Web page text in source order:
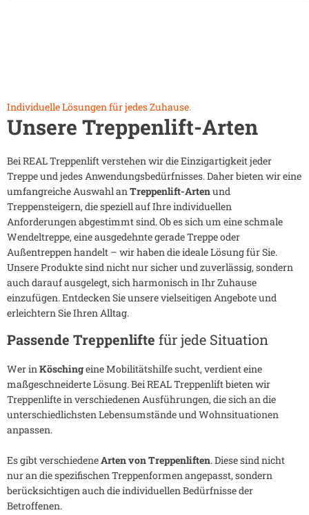
Individuelle Lösungen für jedes Zuhause.
Unsere Treppenlift-Arten
Bei REAL Treppenlift verstehen wir die Einzigartigkeit jeder
Treppe und jedes Anwendungsbedürfnisses. Daher bieten wir eine
umfangreiche Auswahl anTreppenlift-Artenund
Treppensteigern, die speziell auf Ihre individuellen
Anforderungen abgestimmt sind. Ob es sich um eine schmale
Wendeltreppe, eine ausgedehnte gerade Treppe oder
Außentreppen handelt – wir haben die ideale Lösung für Sie.
Unsere Produkte sind nicht nur sicher und zuverlässig, sondern
auch darauf ausgelegt, sich harmonisch in Ihr Zuhause
einzufügen. Entdecken Sie unsere vielseitigen Angebote und
erleichtern Sie Ihren Alltag.
Passende Treppenlifte für jede Situation
Wer inKöschingeine Mobilitätshilfe sucht, verdient eine
maßgeschneiderte Lösung. Bei REAL Treppenlift bieten wir
Treppenlifte in verschiedenen Ausführungen, die sich an die
unterschiedlichsten Lebensumstände und Wohnsituationen
anpassen.
Es gibt verschiedeneArten von Treppenliften. Diese sind nicht
nur an die spezifischen Treppenformen angepasst, sondern
berücksichtigen auch die individuellen Bedürfnisse der
Betroffenen.